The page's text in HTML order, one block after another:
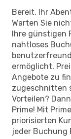
Bereit, Ihr
Warten Sie
Ihre günstigen
nahtloses
ermöglicht,
Angebote zu
zugeschnitten
Vorteilen?
Prime! Mit
priorisierten
jeder Buchung